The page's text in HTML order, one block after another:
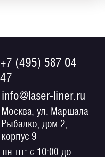
+7 (495) 587 04
47
info@laser-liner.ru
Москва, ул. Маршала
Рыбалко, дом 2,
корпус 9
пн-пт: с 10:00 до